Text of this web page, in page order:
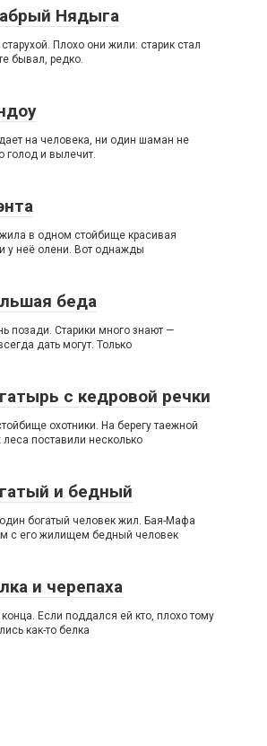
Нядыга
Плохо они жили: старик стал
бывал, редко.
на человека, ни один шаман не
голод и вылечит.
в одном стойбище красивая
у неё олени. Вот однажды
беда
позади. Старики много знают —
дать могут. Только
с кедровой речки
охотники. На берегу таежной
леса поставили несколько
и бедный
богатый человек жил. Бая-Мафа
с его жилищем бедный человек
и черепаха
Если поддался ей кто, плохо тому
как-то белка